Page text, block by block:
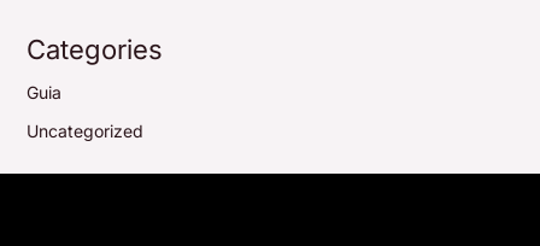
Categories
Guia
Uncategorized